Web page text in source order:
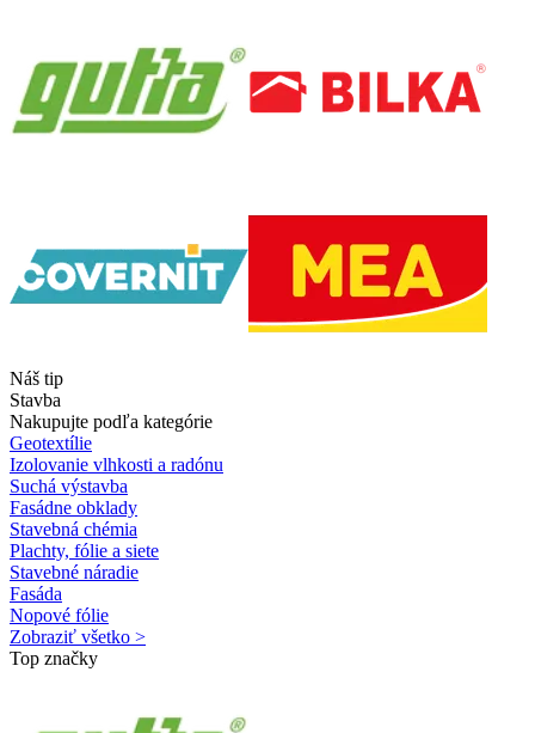
Náš tip
Stavba
Nakupujte podľa kategórie
Geotextílie
Izolovanie vlhkosti a radónu
Suchá výstavba
Fasádne obklady
Stavebná chémia
Plachty, fólie a siete
Stavebné náradie
Fasáda
Nopové fólie
Zobraziť všetko >
Top značky